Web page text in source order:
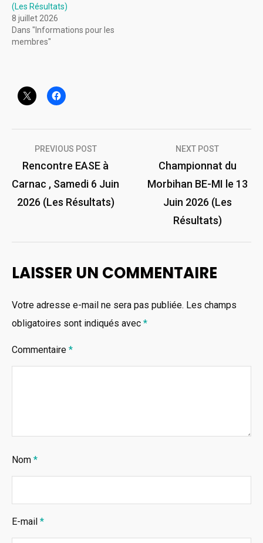
(Les Résultats)
8 juillet 2026
Dans "Informations pour les
membres"
Navigation
de
l’article
PREVIOUS POST
Rencontre EASE à
Carnac , Samedi 6 Juin
2026 (Les Résultats)
NEXT POST
Championnat du
Morbihan BE-MI le 13
Juin 2026 (Les
Résultats)
LAISSER UN COMMENTAIRE
Votre adresse e-mail ne sera pas publiée. Les champs
obligatoires sont indiqués avec *
Commentaire *
Nom *
E-mail *